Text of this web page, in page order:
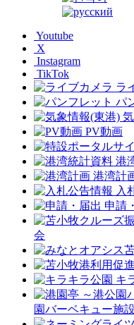
Youtube
X
Instagram
TikTok
ラ
パ
PV動画
港
港湾計
入
申請
会
キ
園バーベキュー施